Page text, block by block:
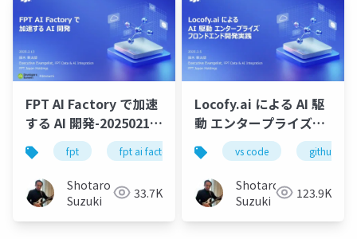
世代アプリ開発戦略
FPT AI Factory で加速
する AI 開発-20250213-
公開版fpt fpt ai factory generative ai azure
Shotaro
Suzuki
33.7K
Locofy.ai による AI 駆
動 エンタープライズフ
ロンドエンド開発実践-
s
vs code github
Shotaro
Suzuki
123.9K